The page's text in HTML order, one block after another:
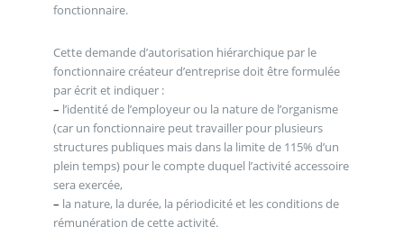
fonctionnaire.
Cette demande d’autorisation hiérarchique par le
fonctionnaire créateur d’entreprise doit être formulée
par écrit et indiquer :
– l’identité de l’employeur ou la nature de l’organisme
(car un fonctionnaire peut travailler pour plusieurs
structures publiques mais dans la limite de 115% d’un
plein temps) pour le compte duquel l’activité accessoire
sera exercée,
– la nature, la durée, la périodicité et les conditions de
rémunération de cette activité.